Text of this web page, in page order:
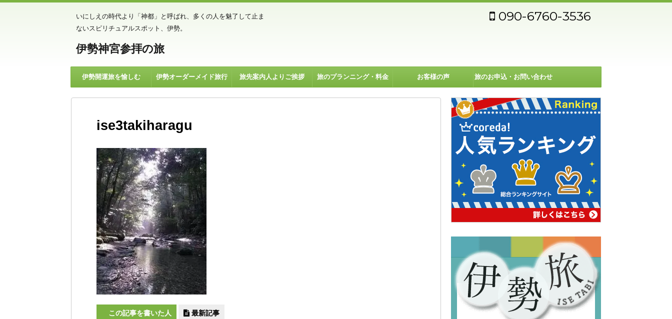
いにしえの時代より「神都」と呼ばれ、多くの人を魅了して止ま
ないスピリチュアルスポット、伊勢。
伊勢神宮参拝の旅
090-6760-3536
伊勢開運旅を愉しむ 伊勢オーダーメイド旅行 旅先案内人よりご挨拶 旅のプランニング・料金 お客様の声 旅のお申込・お問い合わせ
ise3takiharagu
この記事を書いた人 最新記事